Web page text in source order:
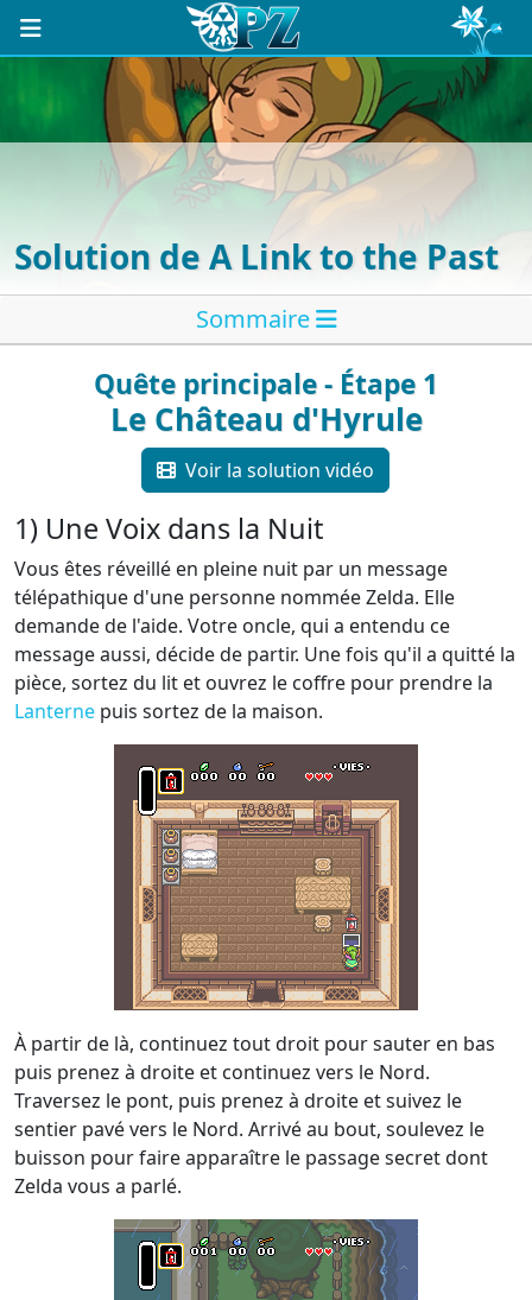
Solution de A Link to the Past
Sommaire
Quête principale - Étape 1
Le Château d'Hyrule
Voir la solution vidéo
1) Une Voix dans la Nuit
Vous êtes réveillé en pleine nuit par un message
télépathique d'une personne nommée Zelda. Elle
demande de l'aide. Votre oncle, qui a entendu ce
message aussi, décide de partir. Une fois qu'il a quitté la
pièce, sortez du lit et ouvrez le coffre pour prendre la
Lanterne puis sortez de la maison.
À partir de là, continuez tout droit pour sauter en bas
puis prenez à droite et continuez vers le Nord.
Traversez le pont, puis prenez à droite et suivez le
sentier pavé vers le Nord. Arrivé au bout, soulevez le
buisson pour faire apparaître le passage secret dont
Zelda vous a parlé.